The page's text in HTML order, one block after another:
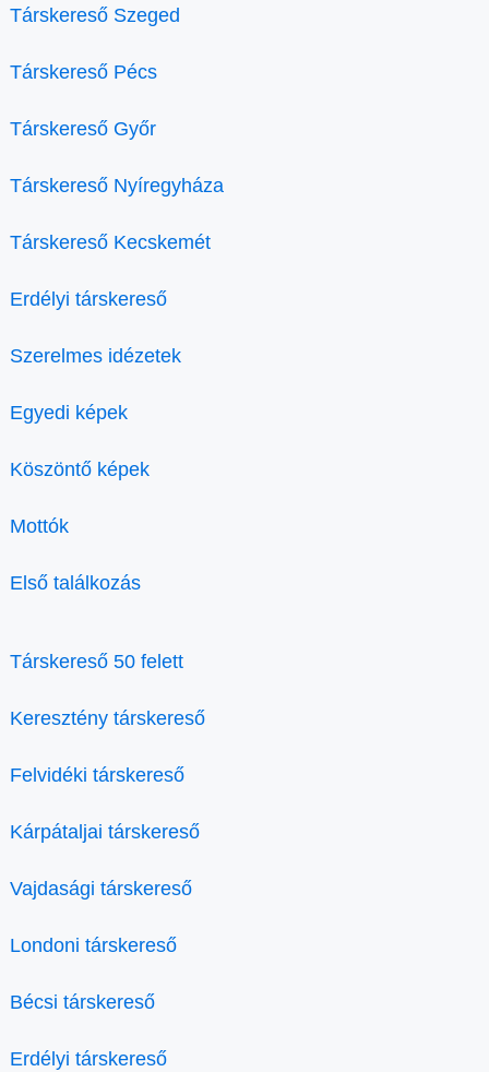
Társkereső Szeged
Társkereső Pécs
Társkereső Győr
Társkereső Nyíregyháza
Társkereső Kecskemét
Erdélyi társkereső
Szerelmes idézetek
Egyedi képek
Köszöntő képek
Mottók
Első találkozás
Társkereső 50 felett
Keresztény társkereső
Felvidéki társkereső
Kárpátaljai társkereső
Vajdasági társkereső
Londoni társkereső
Bécsi társkereső
Erdélyi társkereső